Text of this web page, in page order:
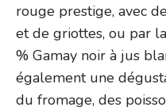
rouge prestige, avec
et de griottes, ou par
% Gamay noir à jus
également une
du fromage, des